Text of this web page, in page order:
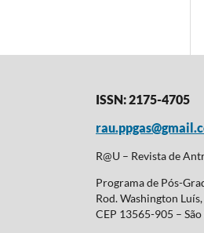
ISSN: 2175-4705
R@U – Revista de
Programa de Pós-
Rod. Washington
CEP 13565-905 –